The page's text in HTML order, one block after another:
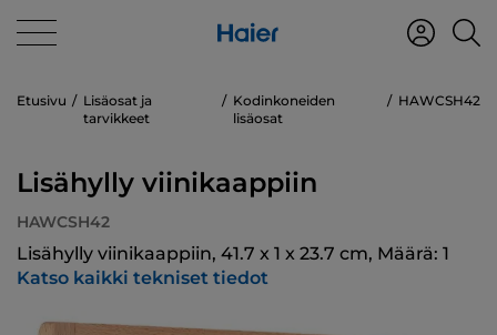
Etusivu
Lisäosat ja
tarvikkeet
Kodinkoneiden
lisäosat
HAWCSH42
Lisähylly viinikaappiin
HAWCSH42
Lisähylly viinikaappiin, 41.7 x 1 x 23.7 cm, Määrä: 1
Katso kaikki tekniset tiedot